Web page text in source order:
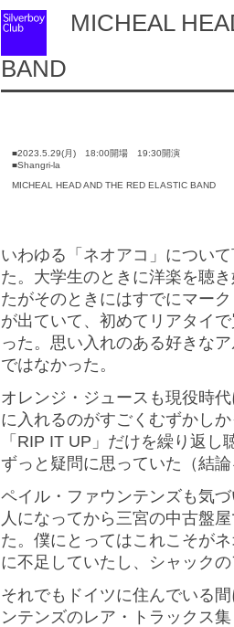
MICHEAL
BAND
■2023.5.29(月) 18:00開場 19:30開演
■Shangri-la
MICHEAL HEAD AND THE RED ELASTIC BAND
いわゆる「ネオアコ」につい
た。大学生のときに洋楽を聴
たがそのときにはすでにマー
が出ていて、初めてリアタイ
った。思い入れのある好きな
ではなかった。
オレンジ・ジュースも現役時
に入れるのがすごくむずかし
「RIP IT UP」だけを繰り返
ずっと疑問に思っていた（結
ペイル・ファウンテンズも気
人になってから三宮の中古盤
た。僕にとってはこれこそが
に不足していたし、シャック
それでもドイツに住んでいる
ンテンズのレア・トラックス